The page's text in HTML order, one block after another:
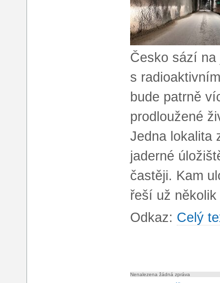
Česko sází na
s
bude patrně
prodloužené
Jedna lokalita
jaderné
častěji. Kam
řeší už
Odkaz: Celý
Nenalezena žádná zpráva